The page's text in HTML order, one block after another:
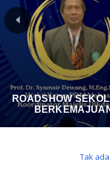
ROADSHOW
Tak